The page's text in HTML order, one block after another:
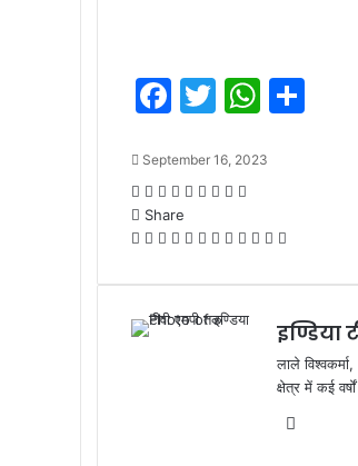
F
c
e
b
o
o
T
itt
er
W
at
A
p
September 16, 2023
Facebook
Twitter
LinkedIn
Tumblr
Pinterest
Reddit
VKontakte
Odnoklassniki
Share
Facebook
Twitter
LinkedIn
Tumblr
Pinterest
Reddit
VKontakte
Odnoklassniki
Pocket
WhatsApp
Share
Email
इण्डिया
लाले
क्षेत्र में कई